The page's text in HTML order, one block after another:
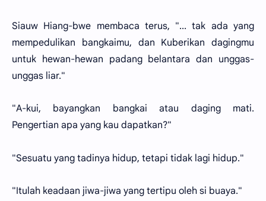
Siauw Hiang-bwe membaca terus, "... tak ada yang
mempedulikan bangkaimu, dan Kuberikan dagingmu
untuk hewan-hewan padang belantara dan unggas-
unggas liar."
"A-kui, bayangkan bangkai atau daging mati.
Pengertian apa yang kau dapatkan?"
"Sesuatu yang tadinya hidup, tetapi tidak lagi hidup."
"Itulah keadaan jiwa-jiwa yang tertipu oleh si buaya."